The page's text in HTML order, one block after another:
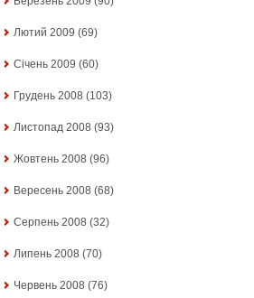
Лютий 2009 (69)
Січень 2009 (60)
Грудень 2008 (103)
Листопад 2008 (93)
Жовтень 2008 (96)
Вересень 2008 (68)
Серпень 2008 (32)
Липень 2008 (70)
Червень 2008 (76)